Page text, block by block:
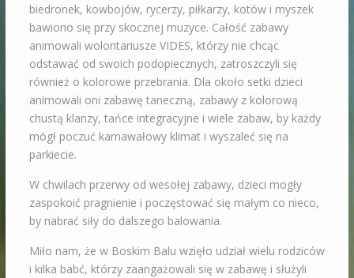
biedronek, kowbojów, rycerzy, piłkarzy, kotów i myszek
bawiono się przy skocznej muzyce. Całość zabawy
animowali wolontariusze VIDES, którzy nie chcąc
odstawać od swoich podopiecznych, zatroszczyli się
również o kolorowe przebrania. Dla około setki dzieci
animowali oni zabawę taneczną, zabawy z kolorową
chustą klanzy, tańce integracyjne i wiele zabaw, by każdy
mógł poczuć karnawałowy klimat i wyszaleć się na
parkiecie.
W chwilach przerwy od wesołej zabawy, dzieci mogły
zaspokoić pragnienie i poczęstować się małym co nieco,
by nabrać siły do dalszego balowania.
Miło nam, że w Boskim Balu wzięło udział wielu rodziców
i kilka babć, którzy zaangażowali się w zabawę i służyli